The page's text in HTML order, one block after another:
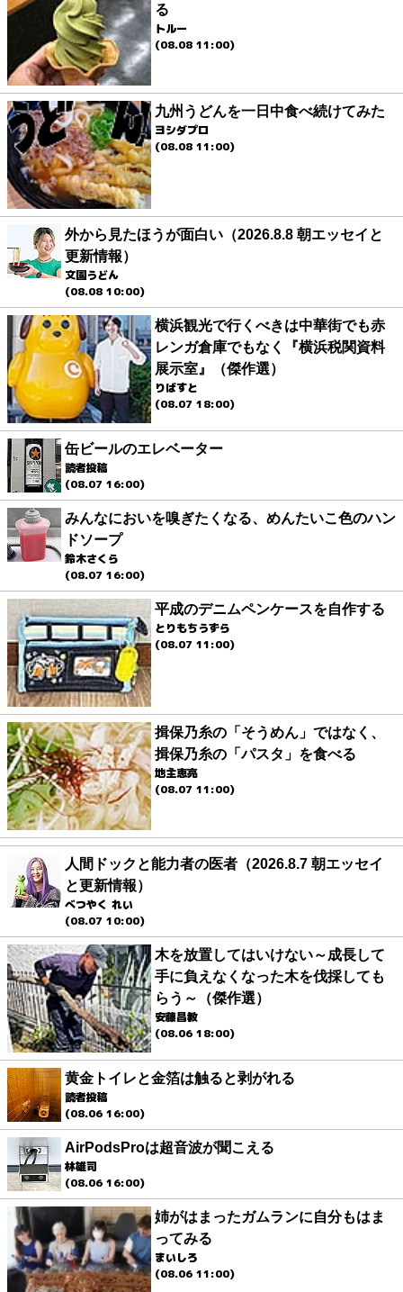
る
トルー
(08.08 11:00)
九州うどんを一日中食べ続けてみた
ヨシダプロ
(08.08 11:00)
外から見たほうが面白い（2026.8.8 朝エッセイと
更新情報）
文園うどん
(08.08 10:00)
横浜観光で行くべきは中華街でも赤
レンガ倉庫でもなく『横浜税関資料
展示室』（傑作選）
りばすと
(08.07 18:00)
缶ビールのエレベーター
読者投稿
(08.07 16:00)
みんなにおいを嗅ぎたくなる、めんたいこ色のハン
ドソープ
鈴木さくら
(08.07 16:00)
平成のデニムペンケースを自作する
とりもちうずら
(08.07 11:00)
揖保乃糸の「そうめん」ではなく、
揖保乃糸の「パスタ」を食べる
地主恵亮
(08.07 11:00)
人間ドックと能力者の医者（2026.8.7 朝エッセイ
と更新情報）
べつやく れい
(08.07 10:00)
木を放置してはいけない～成長して
手に負えなくなった木を伐採しても
らう～（傑作選）
安藤昌教
(08.06 18:00)
黄金トイレと金箔は触ると剥がれる
読者投稿
(08.06 16:00)
AirPodsProは超音波が聞こえる
林雄司
(08.06 16:00)
姉がはまったガムランに自分もはま
ってみる
まいしろ
(08.06 11:00)